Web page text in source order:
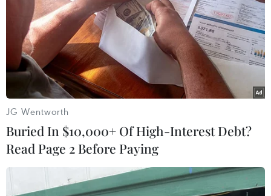
(Ảnh: Minh Sơn/Vietnam+)
JG Wentworth
Buried In $10,000+ Of High-Interest Debt?
Read Page 2 Before Paying